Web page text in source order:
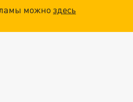
можноздесь